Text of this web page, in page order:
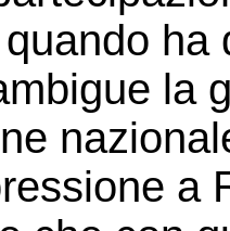
ha
la
a